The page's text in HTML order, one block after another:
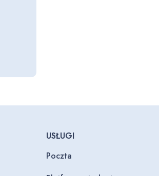
USŁUGI
Poczta